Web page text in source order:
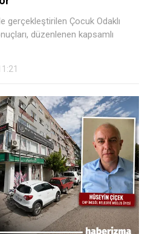
gerçekleştirilen Çocuk Odaklı
düzenlenen kapsamlı